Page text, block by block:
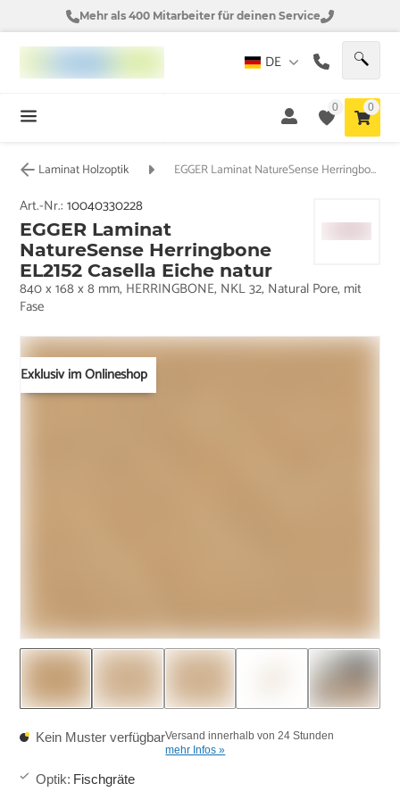
Mehr als 400 Mitarbeiter für deinen Service
DE
0 0
Laminat Holzoptik EGGER Laminat NatureSense Herringbone EL2152 Casella Eiche natur
Exklusiv im Onlineshop
Art.-Nr.:10040330228
EGGER Laminat
NatureSense Herringbone
EL2152 Casella Eiche natur
840 x 168 x 8 mm, HERRINGBONE, NKL 32, Natural Pore, mit
Fase
Kein Muster verfügbarVersand innerhalb von 24 Stunden
mehr Infos »
Optik: Fischgräte